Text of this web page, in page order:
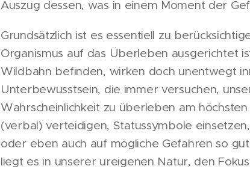
Auszug dessen, was in einem Moment der
Grundsätzlich ist es essentiell zu
Organismus auf das Überleben ausgerichtet
Wildbahn befinden, wirken doch unentwegt
Unterbewusstsein, die immer versuchen,
Wahrscheinlichkeit zu überleben am
(verbal) verteidigen, Statussymbole
oder eben auch auf mögliche Gefahren so
liegt es in unserer ureigenen Natur, den